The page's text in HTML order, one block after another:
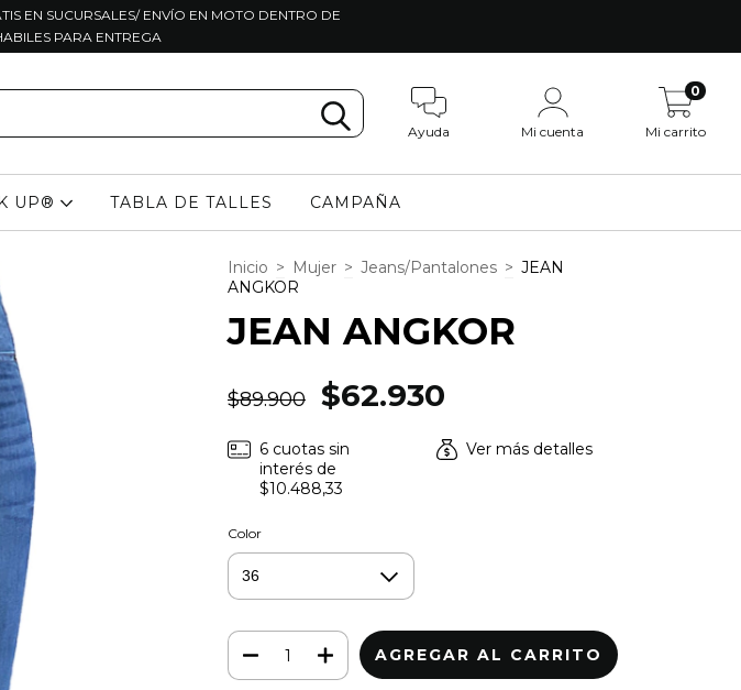
EN SUCURSALES/ ENVÍO EN MOTO DENTRO DE
PARA ENTREGA
Ayuda Mi cuenta Mi carrito
0
UP® TABLA DE TALLES CAMPAÑA
Inicio > Mujer > Jeans/Pantalones > JEAN
ANGKOR
JEAN ANGKOR
$89.900 $62.930
6cuotas sin
interés de
$10.488,33
Ver más detalles
Color